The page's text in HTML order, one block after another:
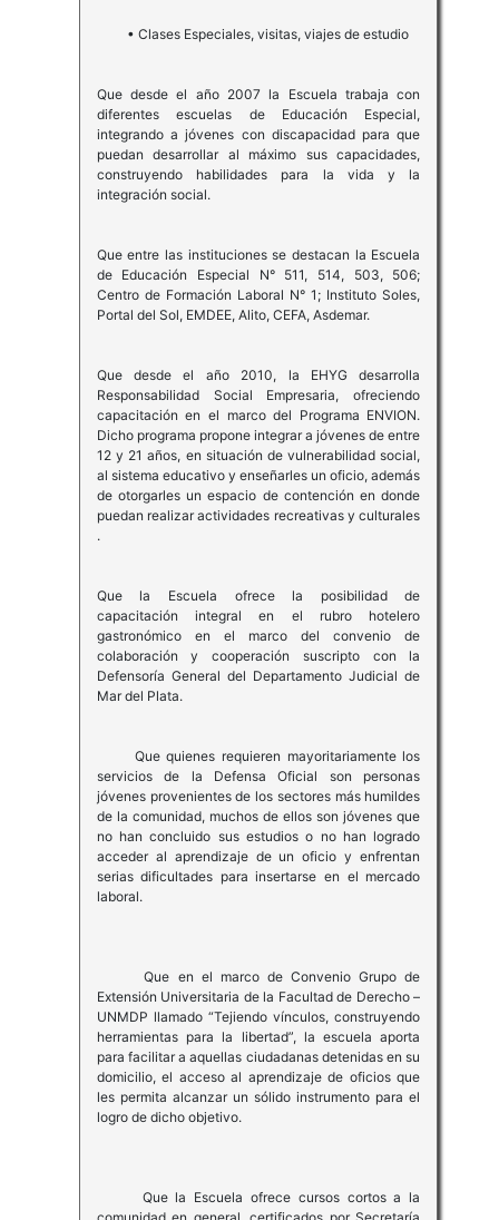
• Clases Especiales, visitas, viajes de estudio
Que desde el año 2007 la Escuela trabaja con
diferentes escuelas de Educación Especial,
integrando a jóvenes con discapacidad para que
puedan desarrollar al máximo sus capacidades,
construyendo habilidades para la vida y la
integración social.
Que entre las instituciones se destacan la Escuela
de Educación Especial N° 511, 514, 503, 506;
Centro de Formación Laboral N° 1; Instituto Soles,
Portal del Sol, EMDEE, Alito, CEFA, Asdemar.
Que desde el año 2010, la EHYG desarrolla
Responsabilidad Social Empresaria, ofreciendo
capacitación en el marco del Programa ENVION.
Dicho programa propone integrar a jóvenes de entre
12 y 21 años, en situación de vulnerabilidad social,
al sistema educativo y enseñarles un oficio, además
de otorgarles un espacio de contención en donde
puedan realizar actividades recreativas y culturales
.
Que la Escuela ofrece la posibilidad de
capacitación integral en el rubro hotelero
gastronómico en el marco del convenio de
colaboración y cooperación suscripto con la
Defensoría General del Departamento Judicial de
Mar del Plata.
Que quienes requieren mayoritariamente los
servicios de la Defensa Oficial son personas
jóvenes provenientes de los sectores más humildes
de la comunidad, muchos de ellos son jóvenes que
no han concluido sus estudios o no han logrado
acceder al aprendizaje de un oficio y enfrentan
serias dificultades para insertarse en el mercado
laboral.
Que en el marco de Convenio Grupo de
Extensión Universitaria de la Facultad de Derecho –
UNMDP llamado “Tejiendo vínculos, construyendo
herramientas para la libertad”, la escuela aporta
para facilitar a aquellas ciudadanas detenidas en su
domicilio, el acceso al aprendizaje de oficios que
les permita alcanzar un sólido instrumento para el
logro de dicho objetivo.
Que la Escuela ofrece cursos cortos a la